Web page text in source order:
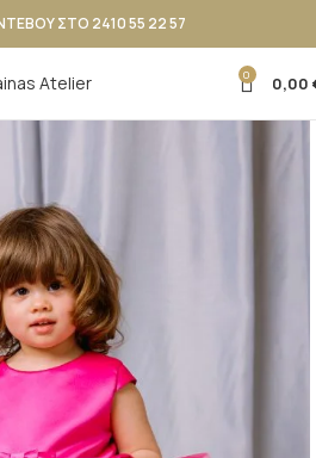
ΣΤΟ 2410 55 22 57
0 0,00